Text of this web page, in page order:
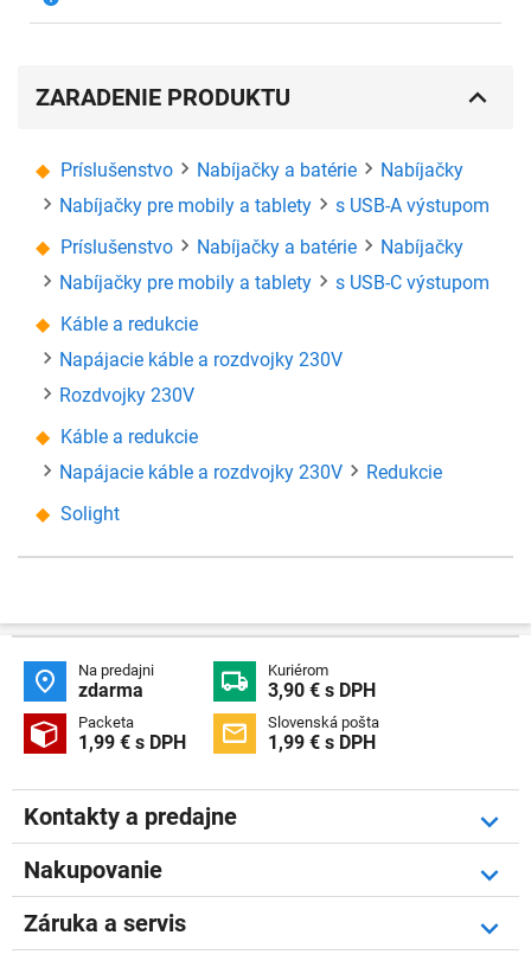
ZARADENIE PRODUKTU
Príslušenstvo Nabíjačky a batérie
Nabíjačky
Nabíjačky pre mobily a tablety
s USB-A výstupom
Príslušenstvo
Nabíjačky a batérie
Nabíjačky
Nabíjačky pre mobily a tablety
s USB-C výstupom
Káble a redukcie
Napájacie káble a rozdvojky 230V
Rozdvojky 230V
Káble a redukcie
Napájacie káble a rozdvojky 230V
Redukcie
Solight
 Na predajni
zdarma  Kuriérom
3,90 € s DPH
 Packeta
1,99 € s DPH  Slovenská pošta
1,99 € s DPH
Kontakty a predajne
Nakupovanie
Záruka a servis